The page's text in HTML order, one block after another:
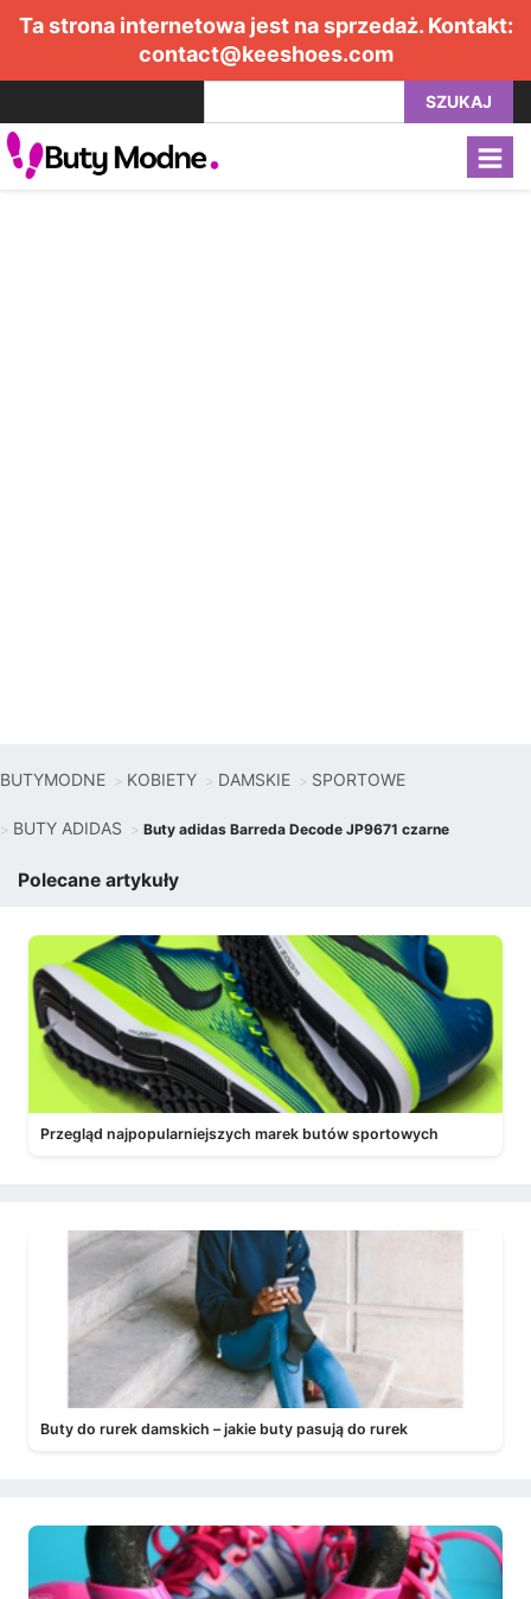
Ta strona internetowa jest na sprzedaż. Kontakt:
contact@keeshoes.com
SZUKAJ
BUTYMODNE KOBIETY DAMSKIE SPORTOWE
BUTY ADIDAS Buty adidas Barreda Decode JP9671 czarne
Polecane artykuły
Przegląd najpopularniejszych marek butów sportowych
Buty do rurek damskich – jakie buty pasują do rurek